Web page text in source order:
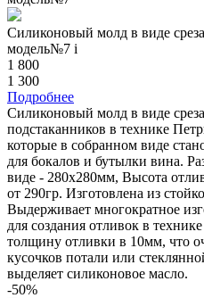
Силиконовый молд в виде
модель№7 i
1 800
1 300
Подробнее
Силиконовый молд в виде
подстаканников в технике
которые в собранном виде
для бокалов и бутылки вина.
виде - 280х280мм, Высота
от 290гр. Изготовлена из
Выдерживает многократное
для создания отливок в
толщину отливки в 10мм, что
кусочков потали или
выделяет силиконовое масло.
-50%